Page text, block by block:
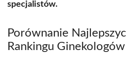
specjalistów.
Porównanie
Rankingu